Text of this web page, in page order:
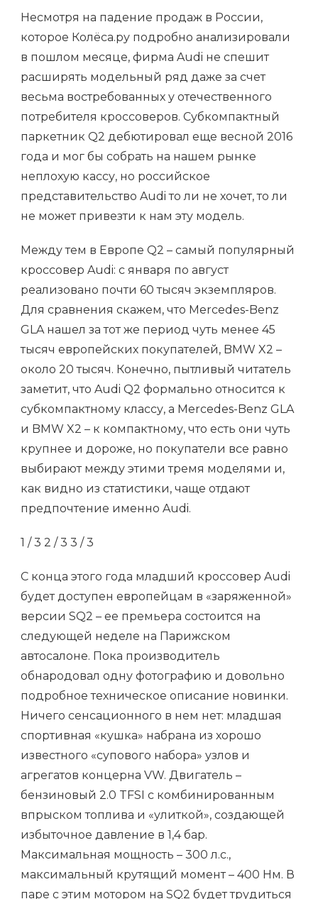
Несмотря на падение продаж в России,
которое Колёса.ру подробно анализировали
в пошлом месяце, фирма Audi не спешит
расширять модельный ряд даже за счет
весьма востребованных у отечественного
потребителя кроссоверов. Субкомпактный
паркетник Q2 дебютировал еще весной 2016
года и мог бы собрать на нашем рынке
неплохую кассу, но российское
представительство Audi то ли не хочет, то ли
не может привезти к нам эту модель.
Между тем в Европе Q2 – самый популярный
кроссовер Audi: с января по август
реализовано почти 60 тысяч экземпляров.
Для сравнения скажем, что Mercedes-Benz
GLA нашел за тот же период чуть менее 45
тысяч европейских покупателей, BMW X2 –
около 20 тысяч. Конечно, пытливый читатель
заметит, что Audi Q2 формально относится к
субкомпактному классу, а Mercedes-Benz GLA
и BMW X2 – к компактному, что есть они чуть
крупнее и дороже, но покупатели все равно
выбирают между этими тремя моделями и,
как видно из статистики, чаще отдают
предпочтение именно Audi.
1 / 3 2 / 3 3 / 3
С конца этого года младший кроссовер Audi
будет доступен европейцам в «заряженной»
версии SQ2 – ее премьера состоится на
следующей неделе на Парижском
автосалоне. Пока производитель
обнародовал одну фотографию и довольно
подробное техническое описание новинки.
Ничего сенсационного в нем нет: младшая
спортивная «кушка» набрана из хорошо
известного «супового набора» узлов и
агрегатов концерна VW. Двигатель –
бензиновый 2.0 TFSI с комбинированным
впрыском топлива и «улиткой», создающей
избыточное давление в 1,4 бар.
Максимальная мощность – 300 л.с.,
максимальный крутящий момент – 400 Нм. В
паре с этим мотором на SQ2 будет трудиться